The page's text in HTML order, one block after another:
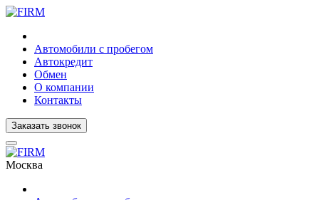
Автомобили с пробегом
Автокредит
Обмен
О компании
Контакты
Заказать звонок
Москва